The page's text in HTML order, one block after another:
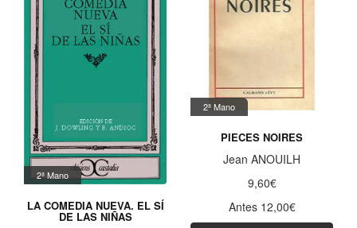
2ª Mano
LA COMEDIA NUEVA. EL SÍ
DE LAS NIÑAS
2ª Mano
PIECES NOIRES
Jean ANOUILH
9,60€
Antes 12,00€